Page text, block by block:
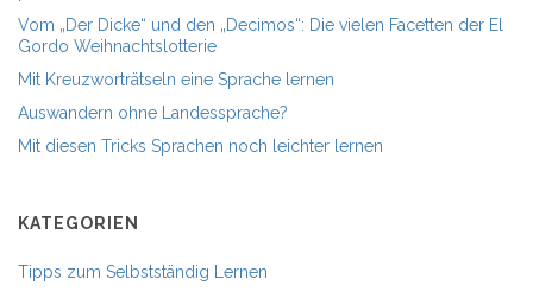
Vom „Der Dicke“ und den „Decimos“: Die vielen Facetten der El
Gordo Weihnachtslotterie
Mit Kreuzworträtseln eine Sprache lernen
Auswandern ohne Landessprache?
Mit diesen Tricks Sprachen noch leichter lernen
KATEGORIEN
Tipps zum Selbstständig Lernen